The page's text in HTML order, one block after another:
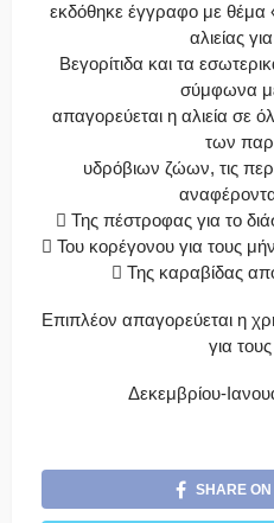
εκδόθηκε έγγραφο με θέμα
αλιείας
Βεγορίτιδα και τα
σύμφωνα
απαγορεύεται η αλιεία σε
των
υδρόβιων ζώων, τις
 Της πέστροφας για το
 Του κορέγονου για τους
 Της καραβίδας
Επιπλέον απαγορεύεται η
για
Δεκεμβρίου-
SHARE